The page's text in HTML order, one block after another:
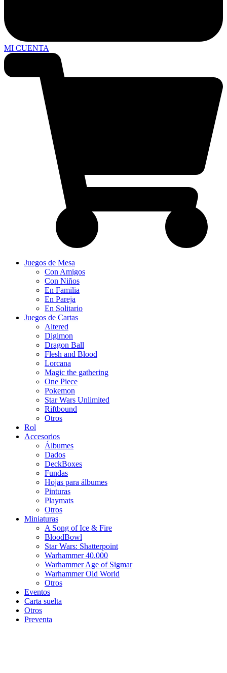
MI CUENTA
Juegos de Mesa
Con Amigos
Con Niños
En Familia
En Pareja
En Solitario
Juegos de Cartas
Altered
Digimon
Dragon Ball
Flesh and Blood
Lorcana
Magic the gathering
One Piece
Pokemon
Star Wars Unlimited
Riftbound
Otros
Rol
Accesorios
Álbumes
Dados
DeckBoxes
Fundas
Hojas para álbumes
Pinturas
Playmats
Otros
Miniaturas
A Song of Ice & Fire
BloodBowl
Star Wars: Shatterpoint
Warhammer 40.000
Warhammer Age of Sigmar
Warhammer Old World
Otros
Eventos
Carta suelta
Otros
Preventa